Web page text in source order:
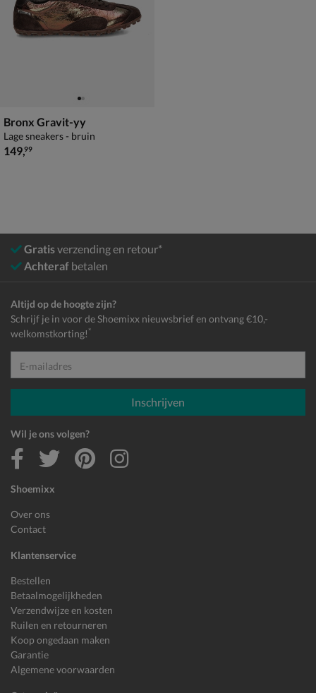
Bronx Gravit-yy
Lage sneakers - bruin
€ 149,99
149,99
Gratisverzending en retour*
Achteraf betalen
Shoemixx
Over ons
Contact
Klantenservice
Bestellen
Betaalmogelijkheden
Verzendwijze en kosten
Ruilen en retourneren
Koop ongedaan maken
Garantie
Algemene voorwaarden
Altijd op de hoogte zijn?
Schrijf je in voor de Shoemixx nieuwsbrief en ontvang €10,-
welkomstkorting! *
E-mailadres
Inschrijven
Wil je ons volgen?